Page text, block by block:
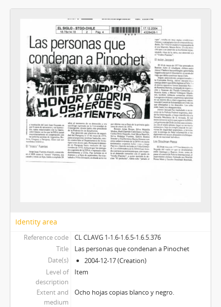
Identity area
Reference code
CL CLAVG 1-1.6-1.6.5-1.6.5.376
Title
Las personas que condenan a Pinochet
Date(s)
2004-12-17 (Creation)
Level of
description
Item
Extent and
medium
Ocho hojas copias blanco y negro.